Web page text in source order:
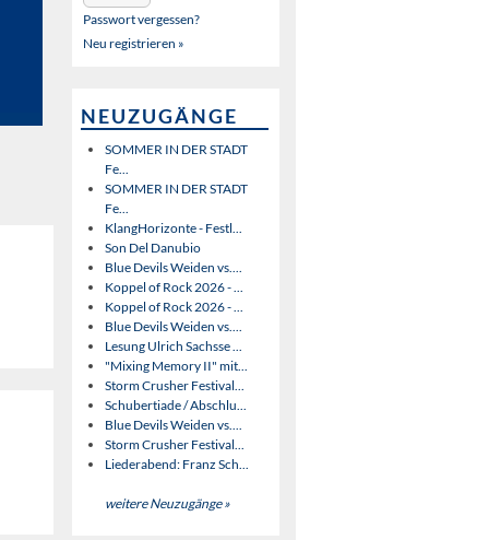
Passwort vergessen?
Neu registrieren »
NEUZUGÄNGE
SOMMER IN DER STADT
Fe...
SOMMER IN DER STADT
Fe...
KlangHorizonte - Festl...
Son Del Danubio
Blue Devils Weiden vs....
Koppel of Rock 2026 - ...
Koppel of Rock 2026 - ...
Blue Devils Weiden vs....
Lesung Ulrich Sachsse ...
"Mixing Memory II" mit...
Storm Crusher Festival...
Schubertiade / Abschlu...
Blue Devils Weiden vs....
Storm Crusher Festival...
Liederabend: Franz Sch...
weitere Neuzugänge »